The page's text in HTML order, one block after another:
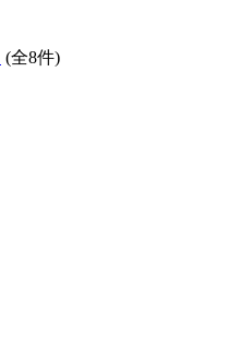
(全8件)